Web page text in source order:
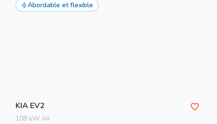
Abordable et flexible
KIA EV2
108 kW Air